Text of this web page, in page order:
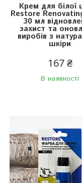
Крем для білої
Restore
30 мл
захист та
виробів з
шкіри
167 ₴
В наявності